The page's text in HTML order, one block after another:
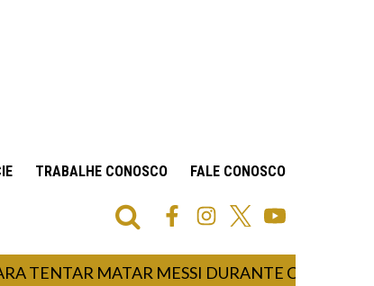
TRABALHE CONOSCO FALE CONOSCO
MATAR MESSI DURANTE COPA DO